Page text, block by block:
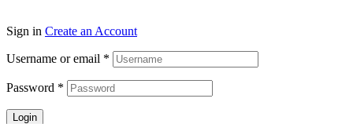
Sign in Create an Account
Username or email *
Password *
Login